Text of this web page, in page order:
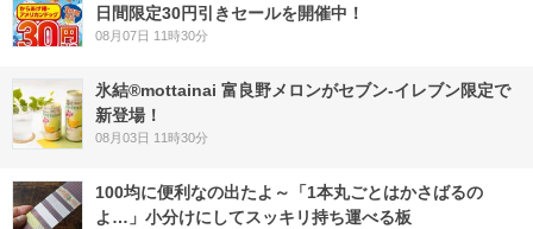
日間限定30円引きセールを開催中！
08月07日 11時30分
氷結®mottainai 富良野メロンがセブン‐イレブン限定で
新登場！
08月03日 11時30分
100均に便利なの出たよ～「1本丸ごとはかさばるの
よ…」小分けにしてスッキリ持ち運べる板